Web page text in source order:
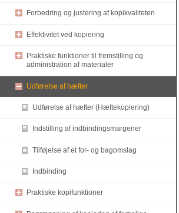
Forbedring og justering af kopikvaliteten
Effektivitet ved kopiering
Praktiske funktioner til fremstilling og
administration af materialer
Udførelse af hæfter
Udførelse af hæfter (Hæftekopiering)
Indstilling af indbindingsmargener
Tilføjelse af et for- og bagomslag
Indbinding
Praktiske kopifunktioner